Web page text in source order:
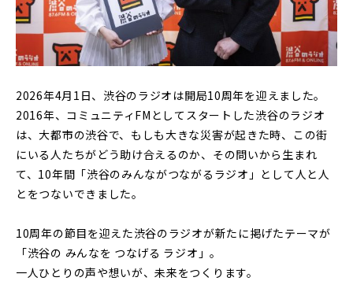
2026年4月1日、渋谷のラジオは開局10周年を迎えました。
2016年、コミュニティFMとしてスタートした渋谷のラジオ
は、大都市の渋谷で、もしも大きな災害が起きた時、この街
にいる人たちがどう助け合えるのか、その問いから生まれ
て、10年間「渋谷のみんながつながるラジオ」として人と人
とをつないできました。
10周年の節目を迎えた渋谷のラジオが新たに掲げたテーマが
「渋谷の みんなを つなげる ラジオ」。
一人ひとりの声や想いが、未来をつくります。